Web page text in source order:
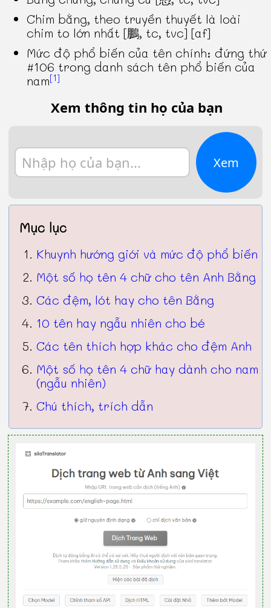
Chim bằng, theo truyền thuyết là loài
chim to lớn nhất [鵬, tc, tvc] [af]
Mức độ phổ biến của tên chính: đứng thứ
#106 trong danh sách tên phổ biến của
nam[1]
Xem thông tin họ của bạn
Xem
Mục lục
Khuynh hướng giới và mức độ phổ biến
Một số họ tên 4 chữ cho tên Anh Bằng
Các đệm, lót hay cho tên Bằng
10 tên hay ngẫu nhiên cho bé
Các tên thích hợp khác cho đệm Anh
Một số họ tên 4 chữ hay dành cho nam
(ngẫu nhiên)
Chú thích, trích dẫn